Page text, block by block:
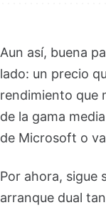
Aun así, buena
lado: un precio
rendimiento que
de la gama
de Microsoft o
Por ahora, sigue
arranque dual